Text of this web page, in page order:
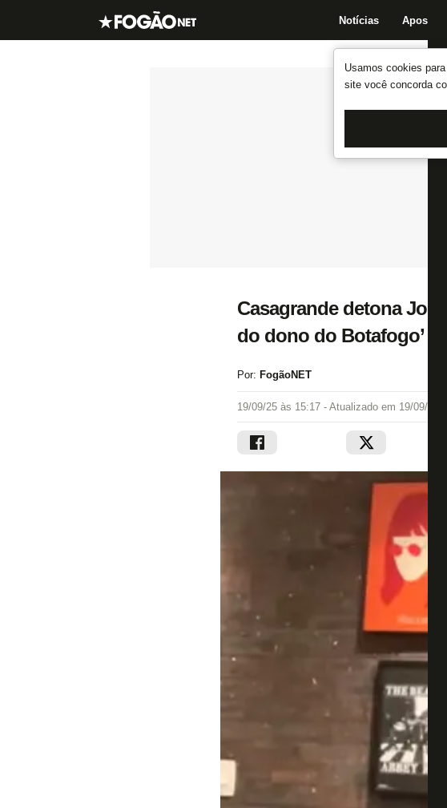
Usamos cookies
site você concorda
Notícias Apostas
Casagrande detona
do dono do Botafogo’
Por: FogãoNET
19/09/25 às 15:17 - Atualizado em 19/09/25